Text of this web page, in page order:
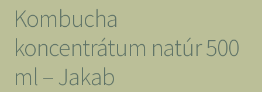
Kombucha
koncentrátum natúr 500
ml – Jakab